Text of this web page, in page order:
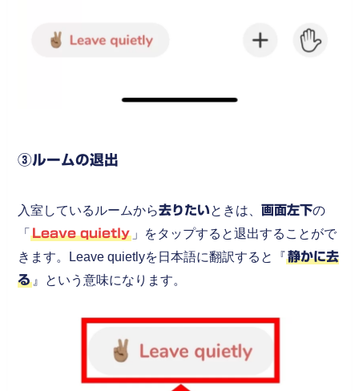
③ルームの退出
入室しているルームから去りたいときは、画面左下の
「Leave quietly 」をタップすると退出することがで
きます。Leave quietlyを日本語に翻訳すると『静かに去
る 』という意味になります。